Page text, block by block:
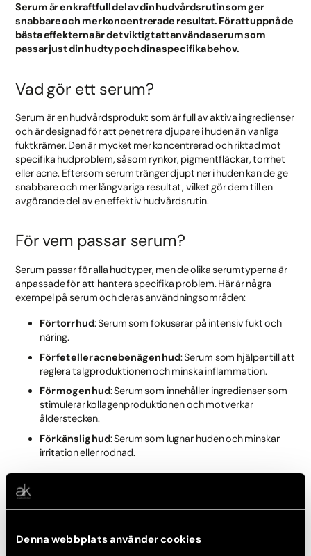
Denna webbplats använder cookies
Serum är en kraftfull del av din hudvårdsrutin som ger
snabbare och mer koncentrerade resultat. För att uppnå de
bästa effekterna är det viktigt att använda serum som
passar just din hudtyp och dina specifika behov.
Vad gör ett serum?
Serum är en hudvårdsprodukt som är full av aktiva ingredienser
och är designad för att penetrera djupare i huden än vanliga
fuktkrämer. Den är mycket mer koncentrerad och riktad mot
specifika hudproblem, såsom rynkor, pigmentfläckar, torrhet
eller acne. Eftersom serum tränger djupt ner i huden kan de ge
snabbare och mer långvariga resultat, vilket gör dem till en
avgörande del av en effektiv hudvårdsrutin.
För vem passar serum?
Serum passar för alla hudtyper, men de olika serumtyperna är
anpassade för att hantera specifika problem. Här är några
exempel på serum och deras användningsområden:
För torr hud: Serum som fokuserar på intensiv fukt och
näring.
För fet eller acnebenägen hud: Serum som hjälper till att
reglera talgproduktionen och minska inflammation.
För mogen hud: Serum som innehåller ingredienser som
stimulerar kollagenproduktionen och motverkar
ålderstecken.
För känslig hud: Serum som lugnar huden och minskar
irritation eller rodnad.
När ska man använda serum i
hudvårdsrutinen?
Serum appliceras efter rengöring, men före ansiktskräm, för att